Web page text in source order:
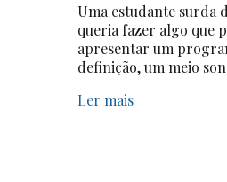
Uma estudante surda
queria fazer algo que
apresentar um
definição, um meio
Ler mais